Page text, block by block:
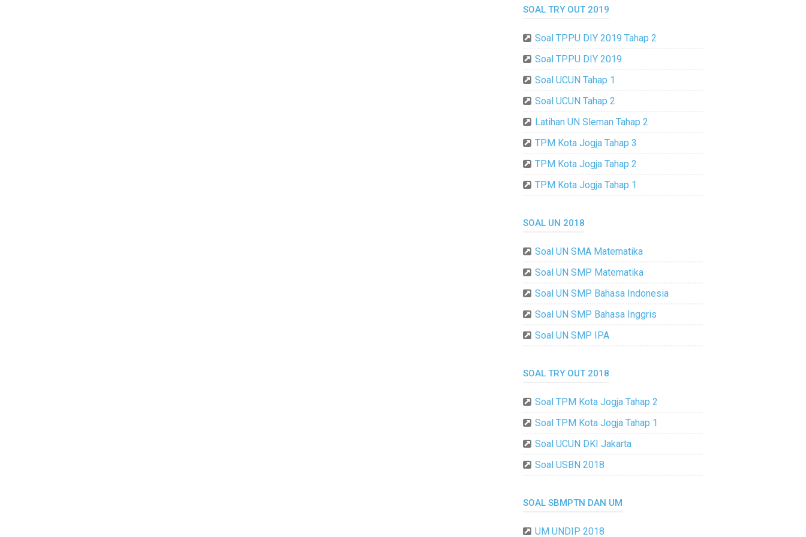
SOAL TRY OUT 2019
Soal TPPU DIY 2019 Tahap 2
Soal TPPU DIY 2019
Soal UCUN Tahap 1
Soal UCUN Tahap 2
Latihan UN Sleman Tahap 2
TPM Kota Jogja Tahap 3
TPM Kota Jogja Tahap 2
TPM Kota Jogja Tahap 1
SOAL UN 2018
Soal UN SMA Matematika
Soal UN SMP Matematika
Soal UN SMP Bahasa Indonesia
Soal UN SMP Bahasa Inggris
Soal UN SMP IPA
SOAL TRY OUT 2018
Soal TPM Kota Jogja Tahap 2
Soal TPM Kota Jogja Tahap 1
Soal UCUN DKI Jakarta
Soal USBN 2018
SOAL SBMPTN DAN UM
UM UNDIP 2018